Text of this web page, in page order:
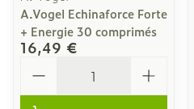
A.Vogel Echinaforce Forte
+ Energie 30 comprimés
16,49 €